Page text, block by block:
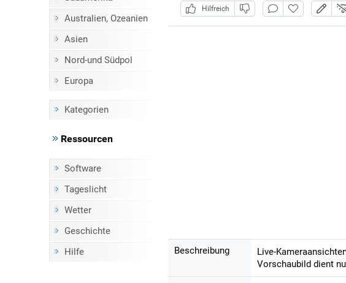
Australien, Ozeanien
Asien
Nord-und Südpol
Europa
Kategorien
Ressourcen
Software
Tageslicht
Wetter
Geschichte
Hilfe
Hilfreich
Beschreibung
Live-
Vorschaubild dient